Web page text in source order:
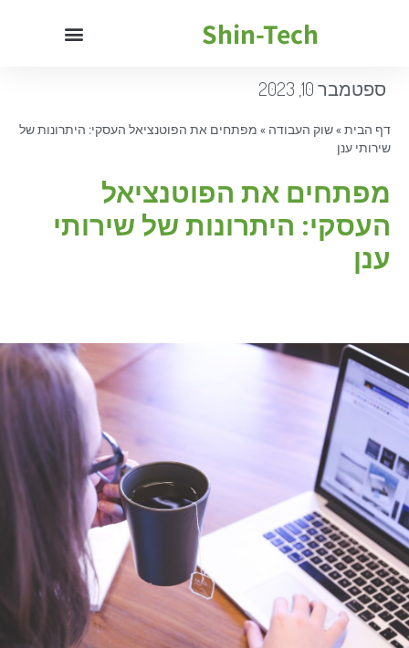
Shin-Tech
ספטמבר 10, 2023
דף הבית»שוק העבודה»מפתחים את הפוטנציאל העסקי: היתרונות של
שירותי ענן
מפתחים את הפוטנציאל
העסקי: היתרונות של שירותי
ענן